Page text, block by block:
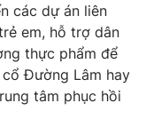
các dự án liên
em, hỗ trợ dân
thực phẩm để
Đường Lâm hay
tâm phục hồi